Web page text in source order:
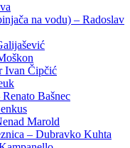
na vodu) – Radoslav
Ivan Čipčić
Bašnec
Marold
– Dubravko Kuhta